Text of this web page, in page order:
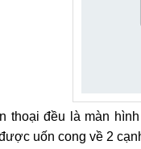
thoại đều là màn
uốn cong về 2